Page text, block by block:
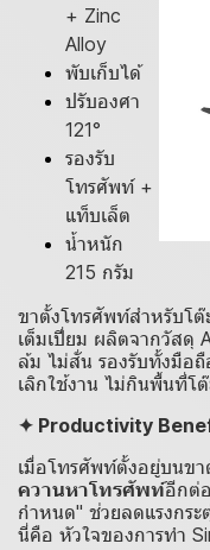
+ Zinc
Alloy
พับเก็บได้
ปรับองศา
121°
รองรับ
โทรศัพท์ +
แท็บเล็ต
น้ำหนัก
215 กรัม
ขาตั้งโทรศัพท์สำหรับโต๊
เต็มเปี่ยม ผลิตจากวัสดุ
ล้ม ไม่สั่น รองรับทั้งมือถื
เลิกใช้งาน ไม่กินพื้นที่โต๊
✦ Productivity
เมื่อโทรศัพท์ตั้งอยู่บนข
ควานหาโทรศัพท์อีกต่
กำหนด" ช่วยลดแรงกร
นี่คือ หัวใจของการทำ